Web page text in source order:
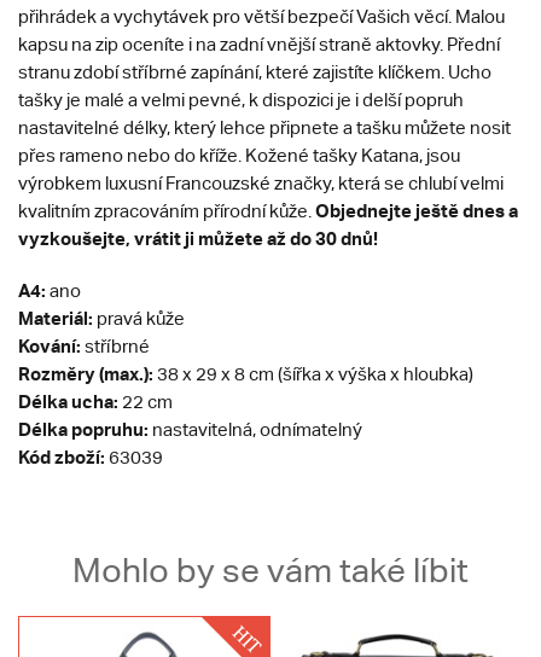
přihrádek a vychytávek pro větší bezpečí Vašich věcí. Malou
kapsu na zip oceníte i na zadní vnější straně aktovky. Přední
stranu zdobí stříbrné zapínání, které zajistíte klíčkem. Ucho
tašky je malé a velmi pevné, k dispozici je i delší popruh
nastavitelné délky, který lehce připnete a tašku můžete nosit
přes rameno nebo do kříže. Kožené tašky Katana, jsou
výrobkem luxusní Francouzské značky, která se chlubí velmi
kvalitním zpracováním přírodní kůže. Objednejte ještě dnes a
vyzkoušejte, vrátit ji můžete až do 30 dnů!
A4: ano
Materiál: pravá kůže
Kování: stříbrné
Rozměry (max.): 38 x 29 x 8 cm (šířka x výška x hloubka)
Délka ucha: 22 cm
Délka popruhu: nastavitelná, odnímatelný
Kód zboží: 63039
Mohlo by se vám také líbit